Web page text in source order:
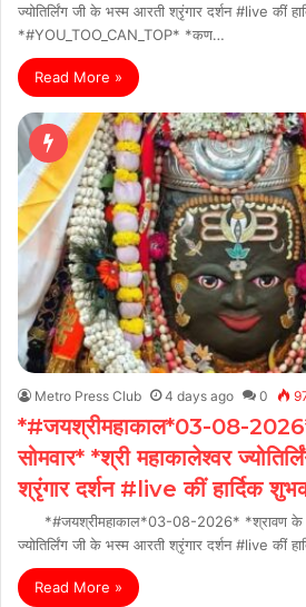
ज्योतिर्लिंग जी के भस्म आरती श्रृंगार दर्शन #live कीं
*#YOU_TOO_CAN_TOP* *कण…
Read More »
Metro Press Club 4 days ago 0
*#जयश्रीमहाकाल*03-08-
सोमवार* *श्री महाकालेश्वर
श्रृंगार दर्शन #live कीं हार्दिक
*#जयश्रीमहाकाल*03-08-2026* *श्रावण के
ज्योतिर्लिंग जी के भस्म आरती श्रृंगार दर्शन #live कीं
Read More »